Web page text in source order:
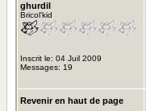
ghurdil
Bricol'kid
Inscrit le: 04 Juil 2009
Messages: 19
Revenir en haut de page